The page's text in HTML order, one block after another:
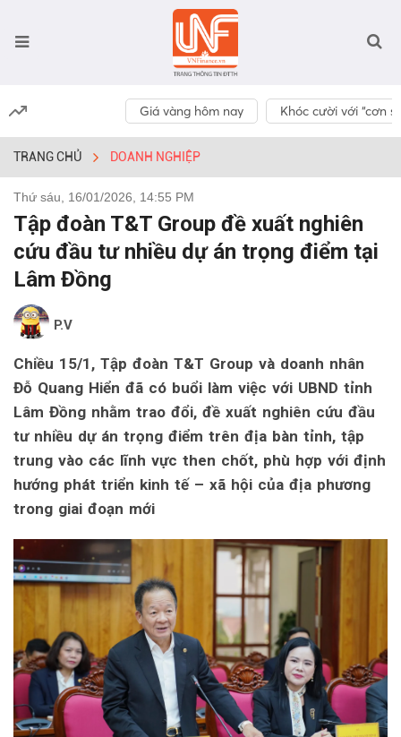
Giá vàng hôm nay Khóc cười với “cơn
TRANG CHỦ DOANH NGHIỆP
Thứ sáu, 16/01/2026, 14:55 PM
Tập đoàn T&T Group đề xuất nghiên
cứu đầu tư nhiều dự án trọng điểm tại
Lâm Đồng
P.V
Chiều 15/1, Tập đoàn T&T Group và doanh nhân
Đỗ Quang Hiển đã có buổi làm việc với UBND tỉnh
Lâm Đồng nhằm trao đổi, đề xuất nghiên cứu đầu
tư nhiều dự án trọng điểm trên địa bàn tỉnh, tập
trung vào các lĩnh vực then chốt, phù hợp với định
hướng phát triển kinh tế – xã hội của địa phương
trong giai đoạn mới